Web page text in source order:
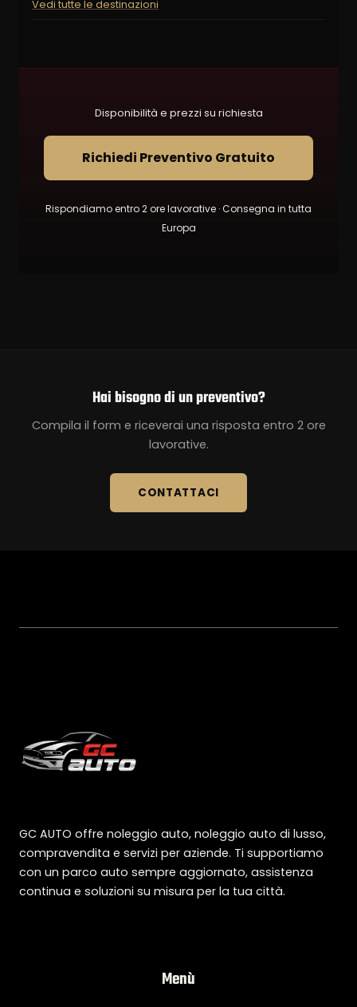
Vedi tutte le destinazioni
Disponibilità e prezzi su richiesta
Richiedi Preventivo Gratuito
Rispondiamo entro 2 ore lavorative · Consegna in tutta
Europa
Hai bisogno di un preventivo?
Compila il form e riceverai una risposta entro 2 ore
lavorative.
CONTATTACI
GC AUTO offre noleggio auto, noleggio auto di lusso,
compravendita e servizi per aziende. Ti supportiamo
con un parco auto sempre aggiornato, assistenza
continua e soluzioni su misura per la tua città.
Menù